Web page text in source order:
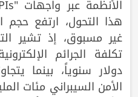
هذا التحول، ارتفع حجم
غير مسبوق، إذ تشير
دولار سنوياً، بينما
الأمن السيبراني مئات